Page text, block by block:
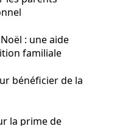
: une aide
familiale
bénéficier de la
la prime de